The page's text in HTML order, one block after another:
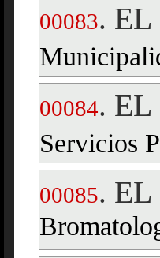
00083. EL
00084. EL
Servicios
00085. EL